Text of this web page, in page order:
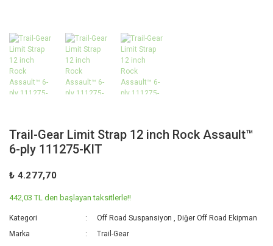
Trail-Gear Limit Strap 12 inch Rock Assault™
6-ply 111275-KIT
₺ 4.277,70
442,03 TL den başlayan taksitlerle!!
Kategori Off Road Suspansiyon ,Diğer Off Road Ekipman
Marka
Trail-Gear